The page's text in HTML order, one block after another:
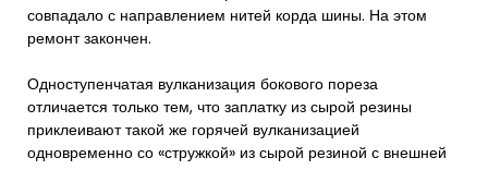
совпадало с направлением нитей корда шины. На этом
ремонт закончен.
Одноступенчатая вулканизация бокового пореза
отличается только тем, что заплатку из сырой резины
приклеивают такой же горячей вулканизацией
одновременно со «стружкой» из сырой резиной с внешней